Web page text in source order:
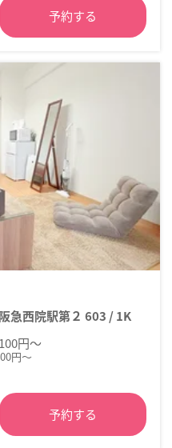
予約する
急西院駅第２ 603 / 1K
円～
円～
予約する